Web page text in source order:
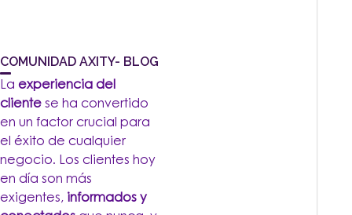
COMUNIDAD AXITY- BLOG
La experiencia del
cliente se ha convertido
en un factor crucial para
el éxito de cualquier
negocio. Los clientes hoy
en día son más
exigentes, informados y